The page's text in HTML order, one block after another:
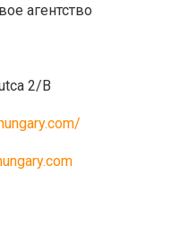
агентство
2/B